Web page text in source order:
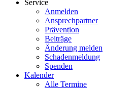
Service
Anmelden
Ansprechpartner
Prävention
Beiträge
Änderung melden
Schadenmeldung
Spenden
Kalender
Alle Termine